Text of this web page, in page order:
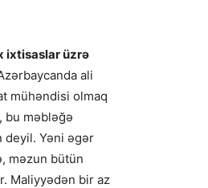
ixtisaslar üzrə
ali
mühəndisi olmaq
bu məbləğə
deyil. Yəni əgər
məzun bütün
Maliyyədən bir az